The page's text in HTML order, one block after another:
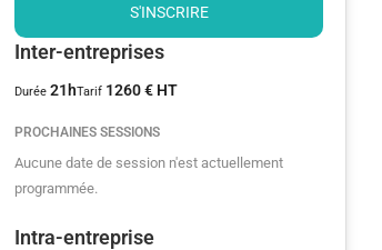
S'INSCRIRE
Inter-entreprises
Durée 21hTarif 1260 € HT
PROCHAINES SESSIONS
Aucune date de session n'est actuellement
programmée.
Intra-entreprise